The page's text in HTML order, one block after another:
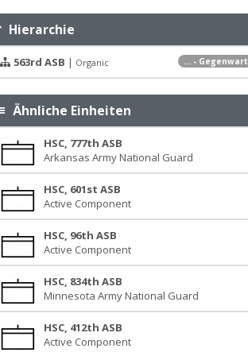
Hierarchie
... - Gegenwart
563rd ASB | Organic
Ähnliche Einheiten
HSC, 777th ASB
Arkansas Army National Guard
HSC, 601st ASB
Active Component
HSC, 96th ASB
Active Component
HSC, 834th ASB
Minnesota Army National Guard
HSC, 412th ASB
Active Component